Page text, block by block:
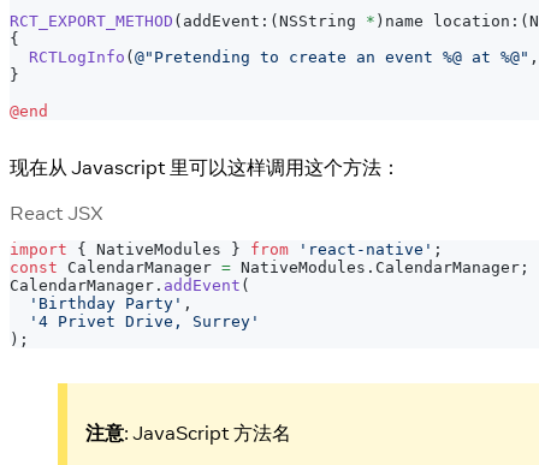
RCT_EXPORT_METHOD ( addEvent : ( NSString * ) name location : (
{
RCTLogInfo ( @"Pretending to create an event %@ at %@" ,
}
@end
现在从 Javascript 里可以这样调用这个方法：
React JSX
import { NativeModules } from 'react-native' ;
const
CalendarManager = NativeModules . CalendarManager ;
CalendarManager . addEvent (
'Birthday Party' ,
'4 Privet Drive, Surrey'
) ;
注意: JavaScript 方法名